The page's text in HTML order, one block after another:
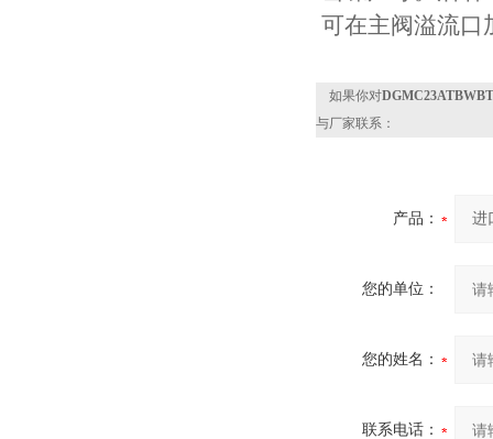
可在主阀溢流口
如果你对
与厂家联系：
产品：
您的单位：
您的姓名：
联系电话：